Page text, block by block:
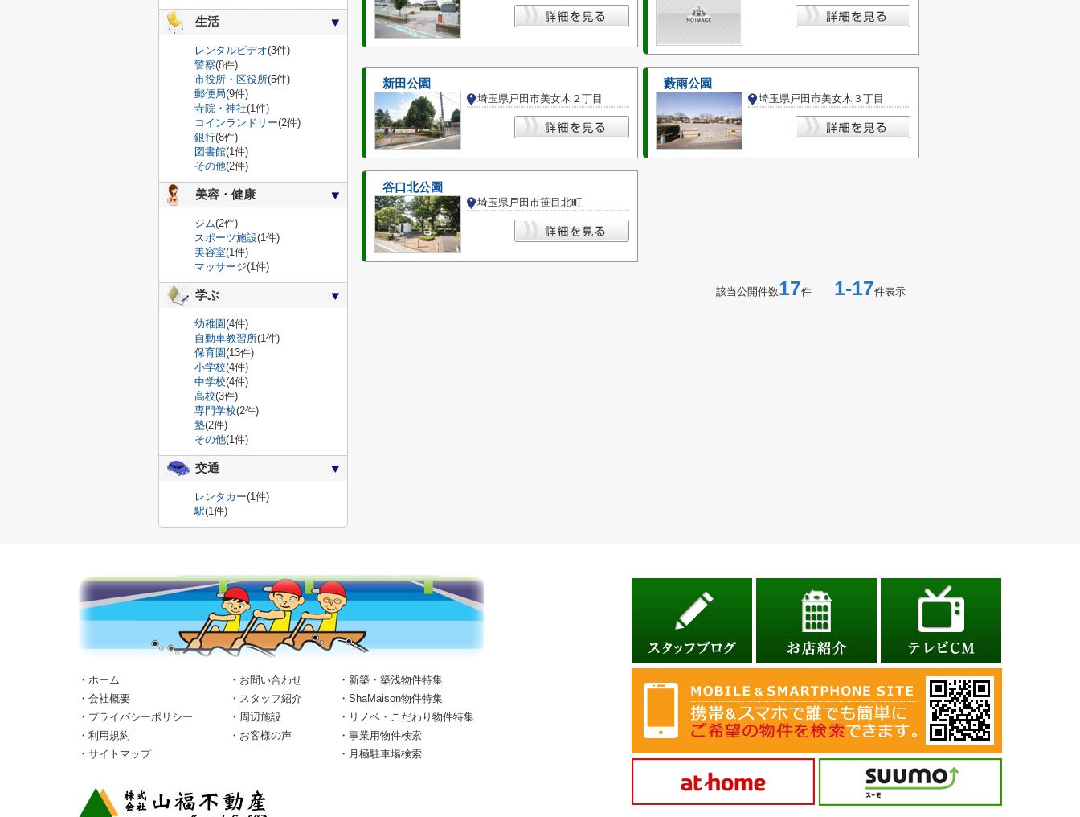
新田公園
埼玉県戸田市美女木２丁目
藪雨公園
埼玉県戸田市美女木３丁目
谷口北公園
埼玉県戸田市笹目北町
該当公開件数17件 1-17件表示
生活
レンタルビデオ(3件)
警察(8件)
市役所・区役所(5件)
郵便局(9件)
寺院・神社(1件)
コインランドリー(2件)
銀行(8件)
図書館(1件)
その他(2件)
美容・健康
ジム(2件)
スポーツ施設(1件)
美容室(1件)
マッサージ(1件)
学ぶ
幼稚園(4件)
自動車教習所(1件)
保育園(13件)
小学校(4件)
中学校(4件)
高校(3件)
専門学校(2件)
塾(2件)
その他(1件)
交通
レンタカー(1件)
駅(1件)
・ホーム
・会社概要
・プライバシーポリシー
・利用規約
・サイトマップ
・お問い合わせ
・スタッフ紹介
・周辺施設
・お客様の声
・新築・築浅物件特集
・ShaMaison物件特集
・リノベ・こだわり物件特集
・事業用物件検索
・月極駐車場検索